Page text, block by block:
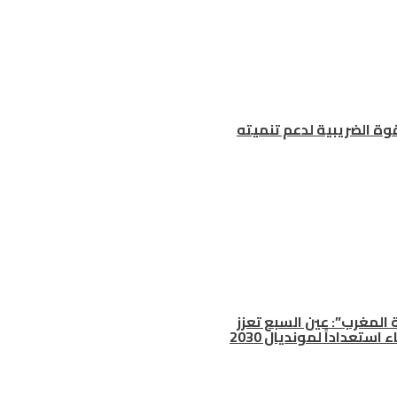
الضريبية لدعم تنميته
عين السبع تعزز
استعداداً لمونديال 2030